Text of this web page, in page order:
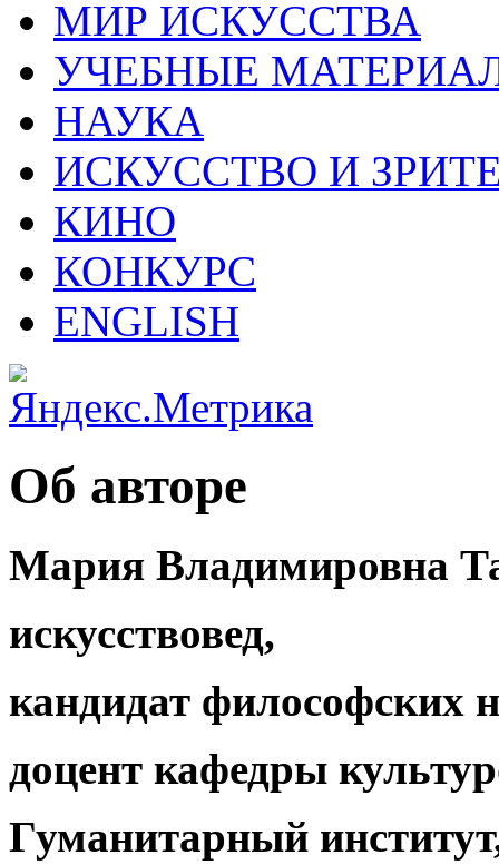
МИР ИСКУССТВА
УЧЕБНЫЕ
НАУКА
ИСКУССТВО И
КИНО
КОНКУРС
ENGLISH
Об авторе
Мария Владимировна
искусствовед,
кандидат философских
доцент кафедры
Гуманитарный